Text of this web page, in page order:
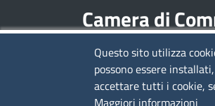
Camera di
Contatti
sede legale:viale L.C.
Questo sito utilizza
possono essere
accettare tutti i cookie,
Maggiori informazioni